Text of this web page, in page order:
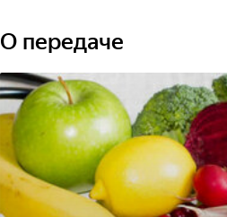
О передаче